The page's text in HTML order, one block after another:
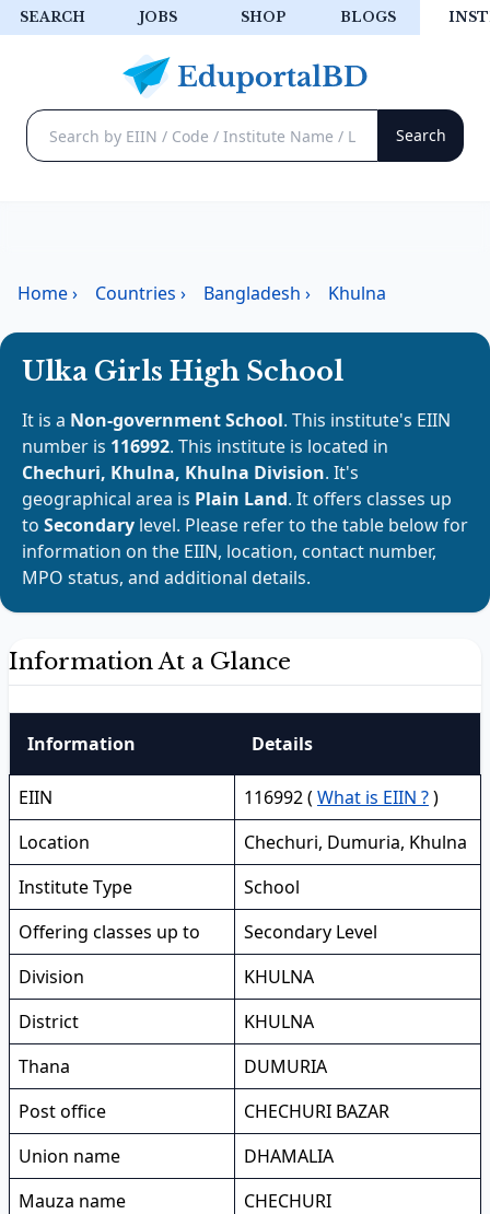
SEARCH JOBS SHOP BLOGS
Home› Countries › Bangladesh › Khulna
Ulka Girls High School
It is a Non-government School. This institute's EIIN
number is 116992. This institute is located in
Chechuri, Khulna, Khulna Division. It's
geographical area is Plain Land. It offers classes up
to Secondary level. Please refer to the table below for
information on the EIIN, location, contact number,
MPO status, and additional details.
Information At a Glance
Information Details
EIIN 116992 ( What is EIIN ?)
Location
Chechuri, Dumuria, Khulna
Institute Type
School
Offering classes up to
Secondary Level
Division
KHULNA
District
KHULNA
Thana
DUMURIA
Post office
CHECHURI BAZAR
Union name
DHAMALIA
Mauza name
CHECHURI